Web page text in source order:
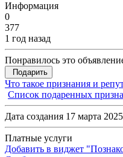
Информация
0
377
1 год назад
Понравилось это
Подарить
Что такое признания и
Список подаренных
Дата создания 17 марта 2025
Платные услуги
Добавить в виджет